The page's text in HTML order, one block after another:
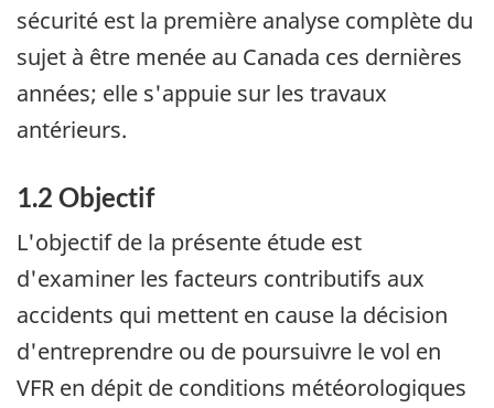
sécurité est la première analyse complète du
sujet à être menée au Canada ces dernières
années; elle s'appuie sur les travaux
antérieurs.
1.2 Objectif
L'objectif de la présente étude est
d'examiner les facteurs contributifs aux
accidents qui mettent en cause la décision
d'entreprendre ou de poursuivre le vol en
VFR en dépit de conditions météorologiques